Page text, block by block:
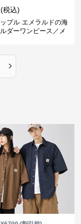
(税込)
プル エメラルドの海
ダーワンピース／メ
›